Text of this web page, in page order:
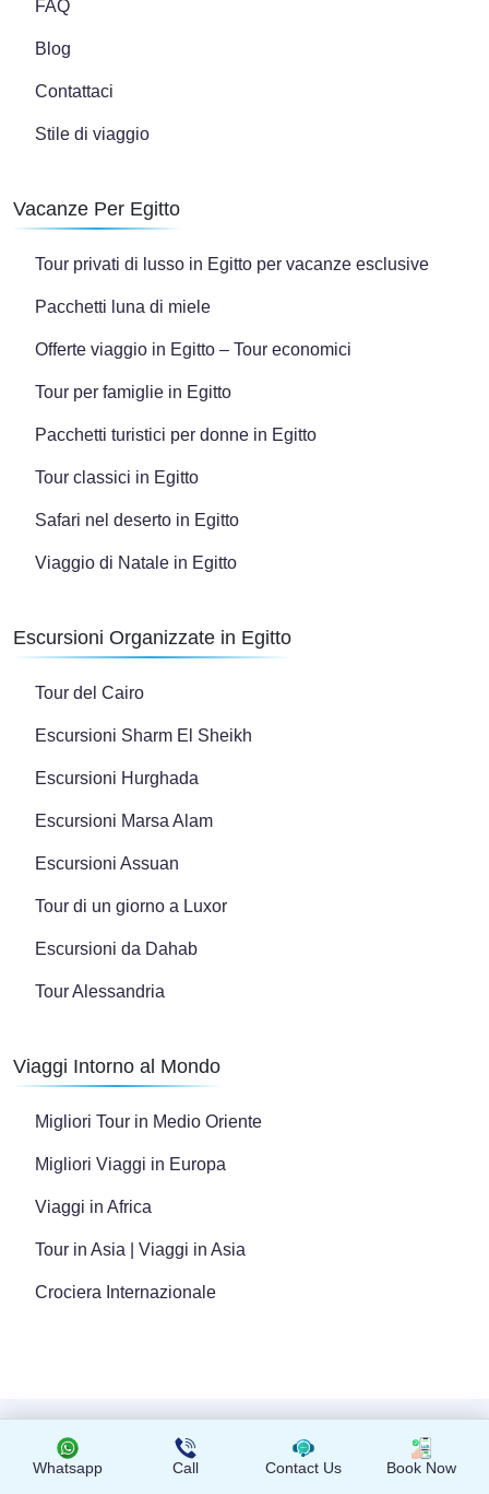
Whatsapp Call Contact Us Book Now
FAQ
Blog
Contattaci
Stile di viaggio
Vacanze Per Egitto
Tour privati di lusso in Egitto per vacanze esclusive
Pacchetti luna di miele
Offerte viaggio in Egitto – Tour economici
Tour per famiglie in Egitto
Pacchetti turistici per donne in Egitto
Tour classici in Egitto
Safari nel deserto in Egitto
Viaggio di Natale in Egitto
Escursioni Organizzate in Egitto
Tour del Cairo
Escursioni Sharm El Sheikh
Escursioni Hurghada
Escursioni Marsa Alam
Escursioni Assuan
Tour di un giorno a Luxor
Escursioni da Dahab
Tour Alessandria
Viaggi Intorno al Mondo
Migliori Tour in Medio Oriente
Migliori Viaggi in Europa
Viaggi in Africa
Tour in Asia | Viaggi in Asia
Crociera Internazionale